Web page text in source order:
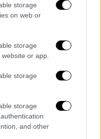
storage
on web or
storage
or app.
storage
storage
and other
της αγοράς:
εξέλιξη της
έκκληση στο